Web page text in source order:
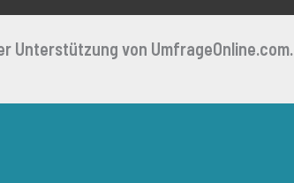
Unterstützung von UmfrageOnline.com.